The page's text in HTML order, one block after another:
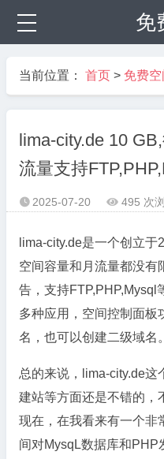
免
当前位置： 首页 > 免费空
lima-city.de 10
流量支持
 2025-07-20  495 次
lima-city.de是一个创立于
空间容量和月流量都没有
告，支持FTP,PHP,Mysql
多种应用，空间控制面板
名，也可以创建二级域名。
总的来说，lima-city.de这
建站等方面还是不错的，
现在，在我看来有一个非
间对MysqL数据库和PHP